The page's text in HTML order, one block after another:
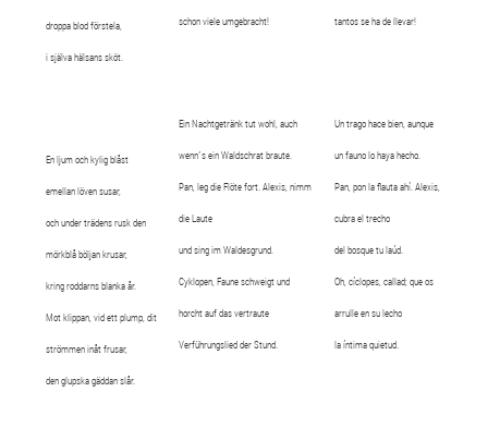
droppa blod förstela,
i själva hälsans sköt.
En ljum och kylig blåst
emellan löven susar,
och under trädens rusk den
mörkblå böljan krusar,
kring roddarns blanka år.
Mot klippan, vid ett plump, dit
strömmen inåt frusar,
den glupska gäddan slår.
schon viele umgebracht!
Ein Nachtgetränk tut wohl, auch
wenn´s ein Waldschrat braute.
Pan, leg die Flöte fort. Alexis, nimm
die Laute
und sing im Waldesgrund.
Cyklopen, Faune schweigt und
horcht auf das vertraute
Verführungslied der Stund.
tantos se ha de llevar!
Un trago hace bien, aunque
un fauno lo haya hecho.
Pan, pon la flauta ahí. Alexis,
cubra el trecho
del bosque tu laúd.
Oh, cíclopes, callad; que os
arrulle en su lecho
la íntima quietud.